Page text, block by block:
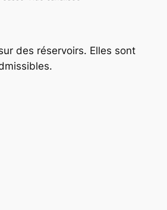
des réservoirs. Elles sont